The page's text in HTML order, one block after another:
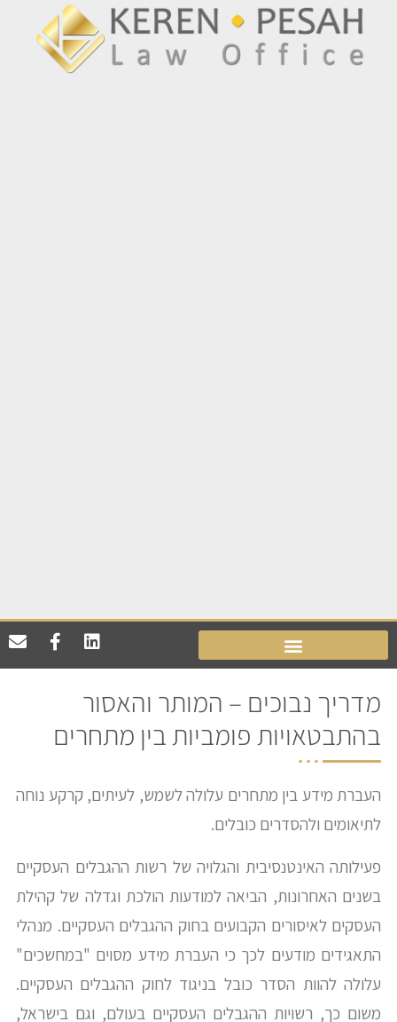
מדריך נבוכים – המותר והאסור
בהתבטאויות פומביות בין מתחרים​
העברת מידע בין מתחרים עלולה לשמש, לעיתים, קרקע נוחה
לתיאומים ולהסדרים כובלים.
פעילותה האינטנסיבית והגלויה של רשות ההגבלים העסקיים
בשנים האחרונות, הביאה למודעות הולכת וגדלה של קהילת
העסקים לאיסורים הקבועים בחוק ההגבלים העסקיים. מנהלי
התאגידים מודעים לכך כי העברת מידע מסוים "במחשכים"
עלולה להוות הסדר כובל בניגוד לחוק ההגבלים העסקיים.
משום כך, רשויות ההגבלים העסקיים בעולם, וגם בישראל,